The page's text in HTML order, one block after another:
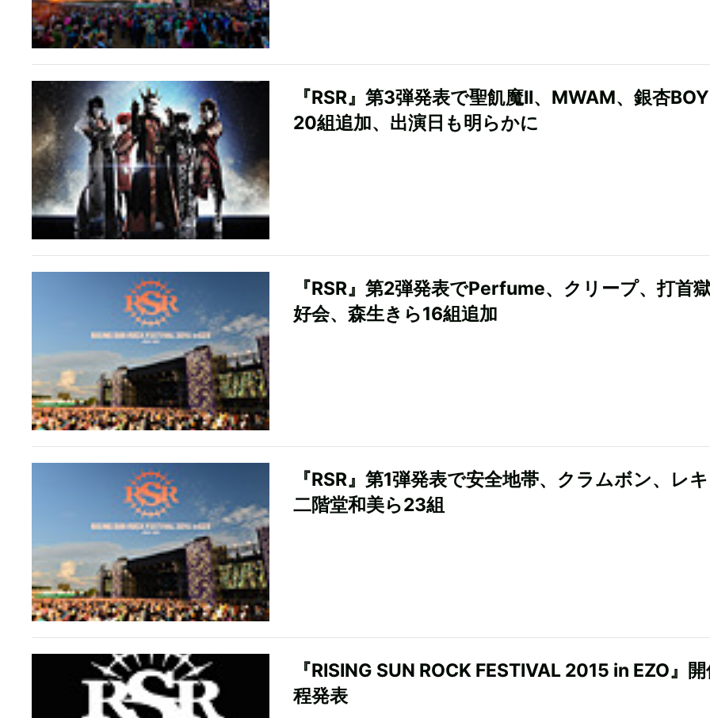
『RSR』第3弾発表で聖飢魔II、MWAM、銀杏
20組追加、出演日も明らかに
『RSR』第2弾発表でPerfume、クリープ、打首
好会、森生きら16組追加
『RSR』第1弾発表で安全地帯、クラムボン、レ
二階堂和美ら23組
『RISING SUN ROCK FESTIVAL 2015 in EZO』
程発表